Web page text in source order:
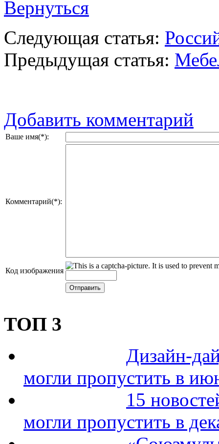
Вернуться
Следующая статья:
Предыдущая статья:
Добавить комментарий
Ваше имя(*):
Комментарий(*):
Код изображения
ТОП 3
Дизайн-
могли пропустить в
15
могли пропустить в